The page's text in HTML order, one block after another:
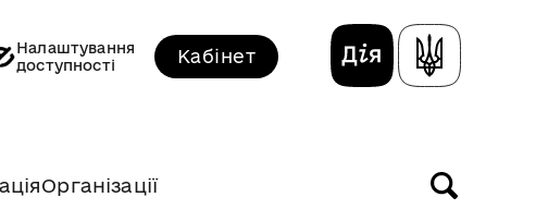
Налаштування
доступності
Кабінет
Організації